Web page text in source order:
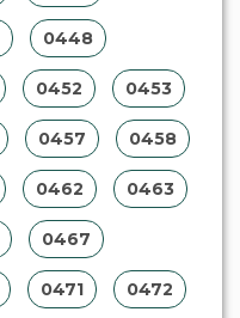
0448
0452 0453
0457 0458
0462 0463
0467
0471 0472